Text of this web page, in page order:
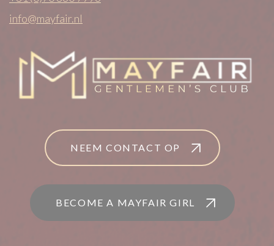
info@mayfair.nl
NEEM CONTACT OP
BECOME A MAYFAIR GIRL